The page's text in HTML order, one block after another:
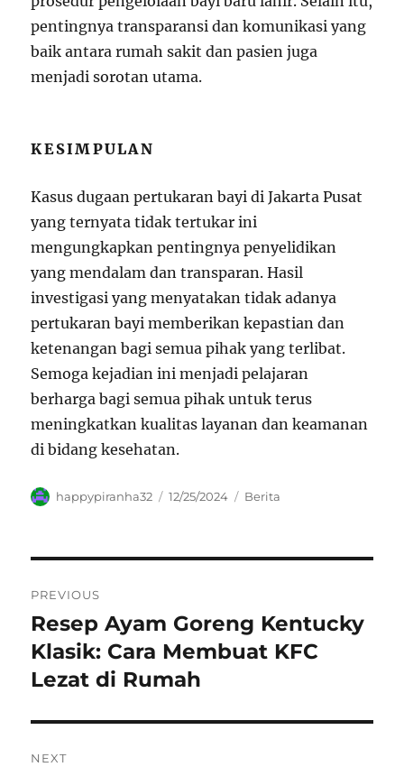
pentingnya transparansi dan komunikasi yang
baik antara rumah sakit dan pasien juga
menjadi sorotan utama.
KESIMPULAN
Kasus dugaan pertukaran bayi di Jakarta Pusat
yang ternyata tidak tertukar ini
mengungkapkan pentingnya penyelidikan
yang mendalam dan transparan. Hasil
investigasi yang menyatakan tidak adanya
pertukaran bayi memberikan kepastian dan
ketenangan bagi semua pihak yang terlibat.
Semoga kejadian ini menjadi pelajaran
berharga bagi semua pihak untuk terus
meningkatkan kualitas layanan dan keamanan
di bidang kesehatan.
Author
happypiranha32
Posted
12/25/2024 Categories
Berita
pos
PREVIOUS
Previous
post:
Resep Ayam Goreng Kentucky
Klasik: Cara Membuat KFC
Lezat di Rumah
NEXT